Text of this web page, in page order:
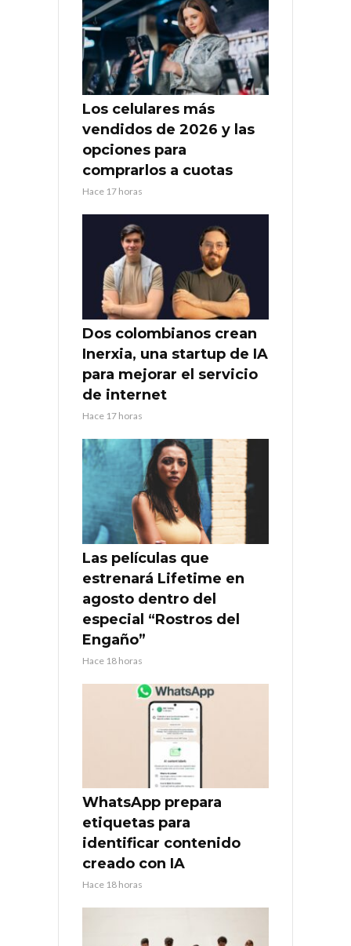
Los celulares más
vendidos de 2026 y las
opciones para
comprarlos a cuotas
Hace 17 horas
Dos colombianos crean
Inerxia, una startup de IA
para mejorar el servicio
de internet
Hace 17 horas
Las películas que
estrenará Lifetime en
agosto dentro del
especial “Rostros del
Engaño”
Hace 18 horas
WhatsApp prepara
etiquetas para
identificar contenido
creado con IA
Hace 18 horas